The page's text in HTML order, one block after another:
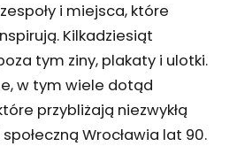
i miejsca, które
Kilkadziesiąt
tym ziny, plakaty i ulotki.
w tym wiele dotąd
przybliżają niezwykłą
Wrocławia lat 90.